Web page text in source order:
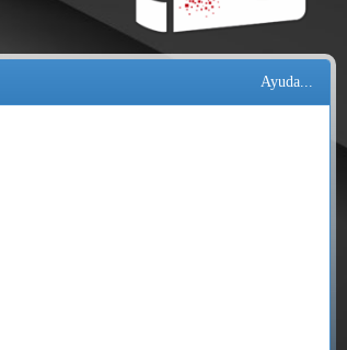
Ayuda...